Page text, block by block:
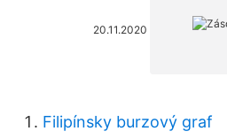
20.11.2020
Filipínsky burzový graf